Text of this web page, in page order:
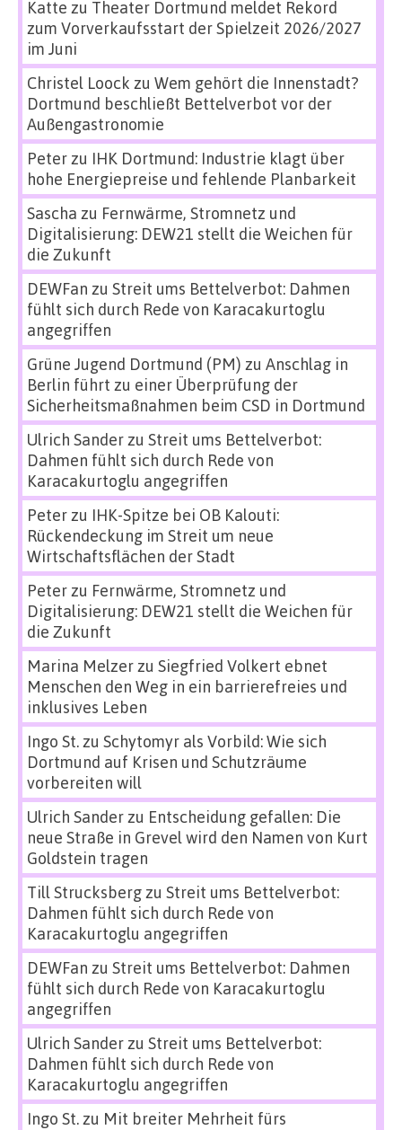
Katte zu Theater Dortmund meldet Rekord
zum Vorverkaufsstart der Spielzeit 2026/2027
im Juni
Christel Loock zu Wem gehört die Innenstadt?
Dortmund beschließt Bettelverbot vor der
Außengastronomie
Peterzu IHK Dortmund: Industrie klagt über
hohe Energiepreise und fehlende Planbarkeit
Sascha zu Fernwärme, Stromnetz und
Digitalisierung: DEW21 stellt die Weichen für
die Zukunft
DEWFan zu Streit ums Bettelverbot: Dahmen
fühlt sich durch Rede von Karacakurtoglu
angegriffen
Grüne Jugend Dortmund (PM) zu Anschlag in
Berlin führt zu einer Überprüfung der
Sicherheitsmaßnahmen beim CSD in Dortmund
Ulrich Sanderzu Streit ums Bettelverbot:
Dahmen fühlt sich durch Rede von
Karacakurtoglu angegriffen
Peterzu IHK-Spitze bei OB Kalouti:
Rückendeckung im Streit um neue
Wirtschaftsflächen der Stadt
Peterzu Fernwärme, Stromnetz und
Digitalisierung: DEW21 stellt die Weichen für
die Zukunft
Marina Melzerzu Siegfried Volkert ebnet
Menschen den Weg in ein barrierefreies und
inklusives Leben
Ingo St.zu Schytomyr als Vorbild: Wie sich
Dortmund auf Krisen und Schutzräume
vorbereiten will
Ulrich Sanderzu Entscheidung gefallen: Die
neue Straße in Grevel wird den Namen von Kurt
Goldstein tragen
Till Strucksbergzu Streit ums Bettelverbot:
Dahmen fühlt sich durch Rede von
Karacakurtoglu angegriffen
DEWFan zu Streit ums Bettelverbot: Dahmen
fühlt sich durch Rede von Karacakurtoglu
angegriffen
Ulrich Sanderzu Streit ums Bettelverbot:
Dahmen fühlt sich durch Rede von
Karacakurtoglu angegriffen
Ingo St.zu Mit breiter Mehrheit fürs